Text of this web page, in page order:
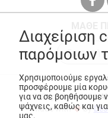
© Copyright 2026
Made with
by
Διαχείριση
παρόμοιων
Χρησιμοποιούμε
προσφέρουμε μία
για να σε βοηθήσουμε
ψάχνεις, καθώς και
μας.